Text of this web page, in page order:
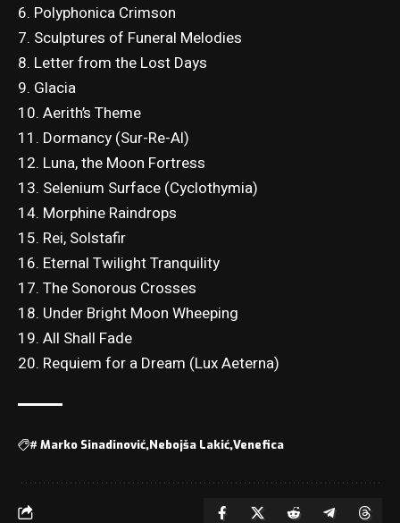
6. Polyphonica Crimson
7. Sculptures of Funeral Melodies
8. Letter from the Lost Days
9. Glacia
10. Aerith’s Theme
11. Dormancy (Sur-Re-Al)
12. Luna, the Moon Fortress
13. Selenium Surface (Cyclothymia)
14. Morphine Raindrops
15. Rei, Solstafir
16. Eternal Twilight Tranquility
17. The Sonorous Crosses
18. Under Bright Moon Wheeping
19. All Shall Fade
20. Requiem for a Dream (Lux Aeterna)
# Marko Sinadinović Nebojša Lakić Venefica